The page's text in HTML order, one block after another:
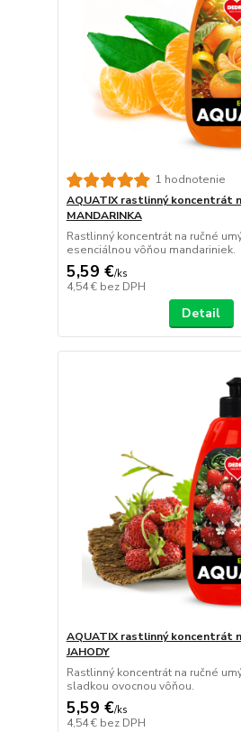
1 hodnotenie
AQUATIX rastlinný koncentrát
MANDARINKA
Rastlinný koncentrát na ručné
esenciálnou vôňou mandariniek.
5,59 €/ks
4,54 € bez DPH
Detail
AQUATIX rastlinný koncentrát
JAHODY
Rastlinný koncentrát na ručné
sladkou ovocnou vôňou.
5,59 €/ks
4,54 € bez DPH